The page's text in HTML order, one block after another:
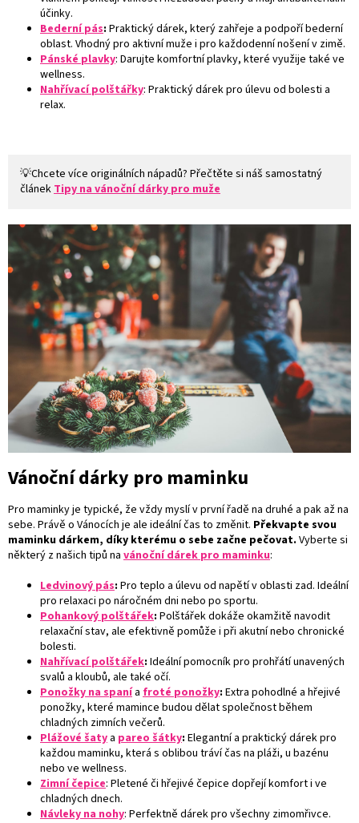
účinky.
Bederní pás: Praktický dárek, který zahřeje a podpoří bederní
oblast. Vhodný pro aktivní muže i pro každodenní nošení v zimě.
Pánské plavky: Darujte komfortní plavky, které využije také ve
wellness.
Nahřívací polštářky: Praktický dárek pro úlevu od bolesti a
relax.
💡Chcete více originálních nápadů? Přečtěte si náš samostatný
článek Tipy na vánoční dárky pro muže
Vánoční dárky pro maminku
Pro maminky je typické, že vždy myslí v první řadě na druhé a pak až na
sebe. Právě o Vánocích je ale ideální čas to změnit. Překvapte svou
maminku dárkem, díky kterému o sebe začne pečovat. Vyberte si
některý z našich tipů na vánoční dárek pro maminku:
Ledvinový pás: Pro teplo a úlevu od napětí v oblasti zad. Ideální
pro relaxaci po náročném dni nebo po sportu.
Pohankový polštářek: Polštářek dokáže okamžitě navodit
relaxační stav, ale efektivně pomůže i při akutní nebo chronické
bolesti.
Nahřívací polštářek: Ideální pomocník pro prohřátí unavených
svalů a kloubů, ale také očí.
Ponožky na spanía froté ponožky: Extra pohodlné a hřejivé
ponožky, které mamince budou dělat společnost během
chladných zimních večerů.
Plážové šaty a pareo šátky: Elegantní a praktický dárek pro
každou maminku, která s oblibou tráví čas na pláži, u bazénu
nebo ve wellness.
Zimní čepice: Pletené či hřejivé čepice dopřejí komfort i ve
chladných dnech.
Návleky na nohy: Perfektně dárek pro všechny zimomřivce.